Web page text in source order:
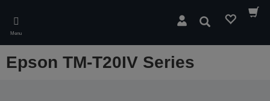
main
content
Menu
Pesquisar
Epson TM-T20IV Series